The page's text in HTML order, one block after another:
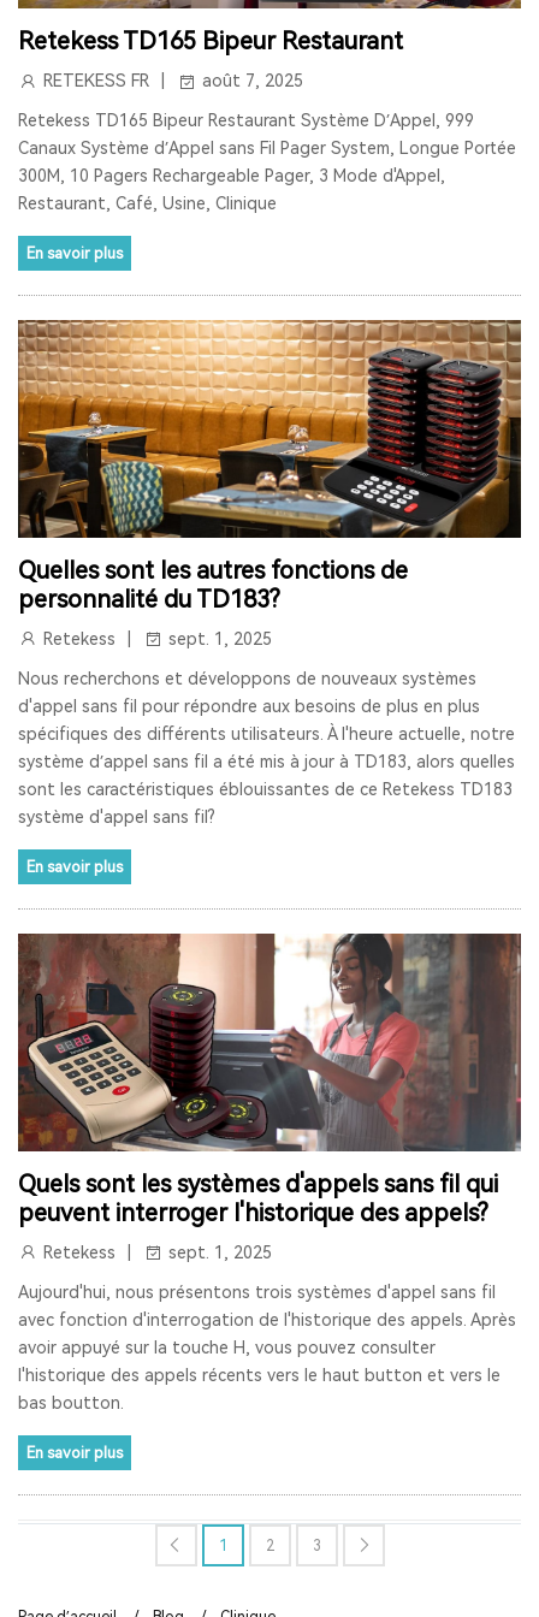
Retekess TD165 Bipeur Restaurant
RETEKESS FR août 7, 2025
Retekess TD165 Bipeur Restaurant Système D’Appel, 999
Canaux Système d’Appel sans Fil Pager System, Longue Portée
300M, 10 Pagers Rechargeable Pager, 3 Mode d'Appel,
Restaurant, Café, Usine, Clinique
En savoir plus
Quelles sont les autres fonctions de
personnalité du TD183?
Retekess sept. 1, 2025
Nous recherchons et développons de nouveaux systèmes
d'appel sans fil pour répondre aux besoins de plus en plus
spécifiques des différents utilisateurs. À l'heure actuelle, notre
système d’appel sans fil a été mis à jour à TD183, alors quelles
sont les caractéristiques éblouissantes de ce Retekess TD183
système d'appel sans fil?
En savoir plus
Quels sont les systèmes d'appels sans fil qui
peuvent interroger l'historique des appels?
Retekess sept. 1, 2025
Aujourd'hui, nous présentons trois systèmes d'appel sans fil
avec fonction d'interrogation de l'historique des appels. Après
avoir appuyé sur la touche H, vous pouvez consulter
l'historique des appels récents vers le haut button et vers le
bas boutton.
En savoir plus
1 2 3
RADIO LW RESTAURANT PAGER
GUICHET MICROPHONE
SYSTÈME D'INTERPHONE DE HAUT-PARLEUR DE FENÊTRE
SYSTÈME D'APPEL À L'ÉCRAN
CASQUE DE COMMUNICATION BIDIRECTIONNEL
SYSTÈME DE GUIDE TOURISTIQUE BIDIRECTIONNEL
CASQUES DE COMMUNICATION POUR COACHS
SYSTÈME AUDIOGUIDE SYSTÈME DE VISITE AUDIO GUIDE
SYSTÈME DE VISITE GUIDÉE
SYSTÈME DE GUIDE TOURISTIQUE SANS FIL
RETEKESS T130P TT126R SPÉCIAL PRINTEMPS
RETEKESS TT128 SYSTÈME D'AUDIOGUIDE ÉCONOMIQUE
SOLUTION DE GESTION DE MUSÉE PERTE AUDITIVE
VIEIL HOMME RADIO
MEILLEUR SYSTÈME DE GUIDE TOURISTIQUE
ÉQUIPEMENT DE GUIDE TOURISTIQUE AUDIO
SOLUTIONS DE GUIDE TOURISTIQUE
RADIOS DE POCHE RETEKESS V111 GIFT FM RADIO
RADIO VINTAGE RADIO RECHARGEABLE RADIO A PILE
PROTHÈSES AUDITIVES TWS